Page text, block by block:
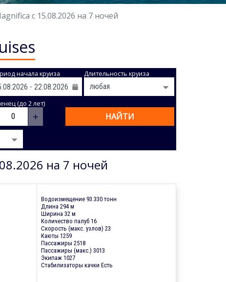
с 15.08.2026 на 7 ночей
начала круиза Длительность круиза
(до 2 лет)
+ НАЙТИ
на 7 ночей
Водоизмещение 93.330 тонн
Длина 294 м
Ширина 32 м
Количество палуб 16
Скорость (макс. узлов) 23
Каюты 1259
Пассажиры 2518
Пассажиры (макс.) 3013
Экипаж 1027
Стабилизаторы качки Есть